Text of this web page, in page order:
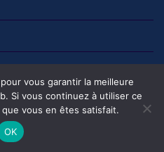
Mentions légales
vous garantir la meilleure
Si vous continuez à utiliser ce
vous en êtes satisfait.
OK